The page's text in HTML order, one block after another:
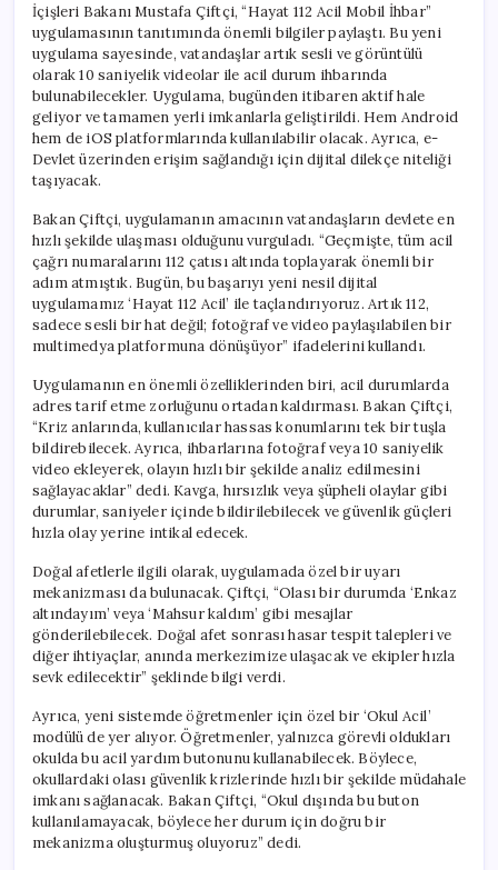
Başlıyor!
Bakan
Çiftçi’nin
Açıklamalarıyla
Uygulama
Aktif
için
İçişleri Bakanı Mustafa Çiftçi, “Hayat 112 Acil Mobil İhbar”
uygulamasının tanıtımında önemli bilgiler paylaştı. Bu yeni
uygulama sayesinde, vatandaşlar artık sesli ve görüntülü
olarak 10 saniyelik videolar ile acil durum ihbarında
bulunabilecekler. Uygulama, bugünden itibaren aktif hale
geliyor ve tamamen yerli imkanlarla geliştirildi. Hem Android
hem de iOS platformlarında kullanılabilir olacak. Ayrıca, e-
Devlet üzerinden erişim sağlandığı için dijital dilekçe niteliği
taşıyacak.
Bakan Çiftçi, uygulamanın amacının vatandaşların devlete en
hızlı şekilde ulaşması olduğunu vurguladı. “Geçmişte, tüm acil
çağrı numaralarını 112 çatısı altında toplayarak önemli bir
adım atmıştık. Bugün, bu başarıyı yeni nesil dijital
uygulamamız ‘Hayat 112 Acil’ ile taçlandırıyoruz. Artık 112,
sadece sesli bir hat değil; fotoğraf ve video paylaşılabilen bir
multimedya platformuna dönüşüyor” ifadelerini kullandı.
Uygulamanın en önemli özelliklerinden biri, acil durumlarda
adres tarif etme zorluğunu ortadan kaldırması. Bakan Çiftçi,
“Kriz anlarında, kullanıcılar hassas konumlarını tek bir tuşla
bildirebilecek. Ayrıca, ihbarlarına fotoğraf veya 10 saniyelik
video ekleyerek, olayın hızlı bir şekilde analiz edilmesini
sağlayacaklar” dedi. Kavga, hırsızlık veya şüpheli olaylar gibi
durumlar, saniyeler içinde bildirilebilecek ve güvenlik güçleri
hızla olay yerine intikal edecek.
Doğal afetlerle ilgili olarak, uygulamada özel bir uyarı
mekanizması da bulunacak. Çiftçi, “Olası bir durumda ‘Enkaz
altındayım’ veya ‘Mahsur kaldım’ gibi mesajlar
gönderilebilecek. Doğal afet sonrası hasar tespit talepleri ve
diğer ihtiyaçlar, anında merkezimize ulaşacak ve ekipler hızla
sevk edilecektir” şeklinde bilgi verdi.
Ayrıca, yeni sistemde öğretmenler için özel bir ‘Okul Acil’
modülü de yer alıyor. Öğretmenler, yalnızca görevli oldukları
okulda bu acil yardım butonunu kullanabilecek. Böylece,
okullardaki olası güvenlik krizlerinde hızlı bir şekilde müdahale
imkanı sağlanacak. Bakan Çiftçi, “Okul dışında bu buton
kullanılamayacak, böylece her durum için doğru bir
mekanizma oluşturmuş oluyoruz” dedi.